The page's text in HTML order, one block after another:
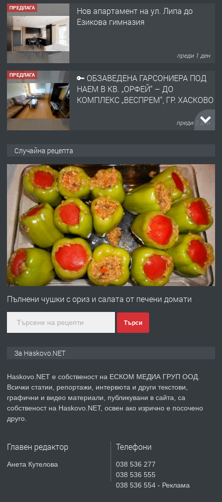
ПРЕДЛАГА
Нов апартамент на ул. Липа до
Езикова гимназия
преди 1 ден
ПРЕДЛАГА
🔑 ОБЗАВЕДЕНА ГАРСОНИЕРА ПОД
НАЕМ В КВ. „ОРФЕЙ“ – ДО
КОМПЛЕКС „ВЕСПРЕМ“, ГР. ХАСКОВО
преди 2 дни
АПАРТАМЕНТ В ЦЕНТЪРА НА ГР.
ХАСКОВО
преди 3 дни
ПРЕДЛАГА Давам гараж под наем
преди 3 дни
ПРЕДЛАГА
№4120 Магазин/Офис под наем в кв.
градската градина!
преди 4 дни
ПРЕДЛАГА
Продавам парцел в гр. Хасково кв.
СГЛОБЯВАНЕ НА МЕБЕЛИ.
Случайна рецепта
Пълнени чушки с ориз и салата от печени домати
Търси
За Haskovo.NET
Haskovo.NET е собственост на ЕСКОМ МЕДИА ГРУП ООД.
Всички статии, репортажи, интервюта и други текстови,
графични и видео материали, публикувани в сайта, са
собственост на Haskovo.NET, освен ако изрично е посочено
друго.
Главен редактор
Анета Кутелова
Телефони
038 536 277
038 536 555
038 536 554 - Реклама